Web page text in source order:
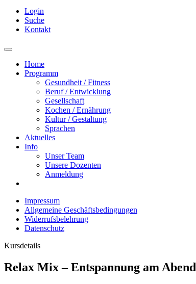
Login
Suche
Kontakt
Home
Programm
Gesundheit / Fitness
Beruf / Entwicklung
Gesellschaft
Kochen / Ernährung
Kultur / Gestaltung
Sprachen
Aktuelles
Info
Unser Team
Unsere Dozenten
Anmeldung
Impressum
Allgemeine Geschäftsbedingungen
Widerrufsbelehrung
Datenschutz
Kursdetails
Relax Mix – Entspannung am Abend